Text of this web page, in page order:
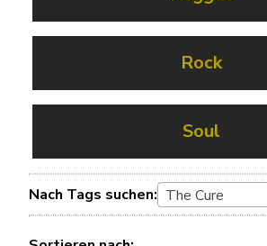
Rock
Soul
Nach Tags suchen: The Cure